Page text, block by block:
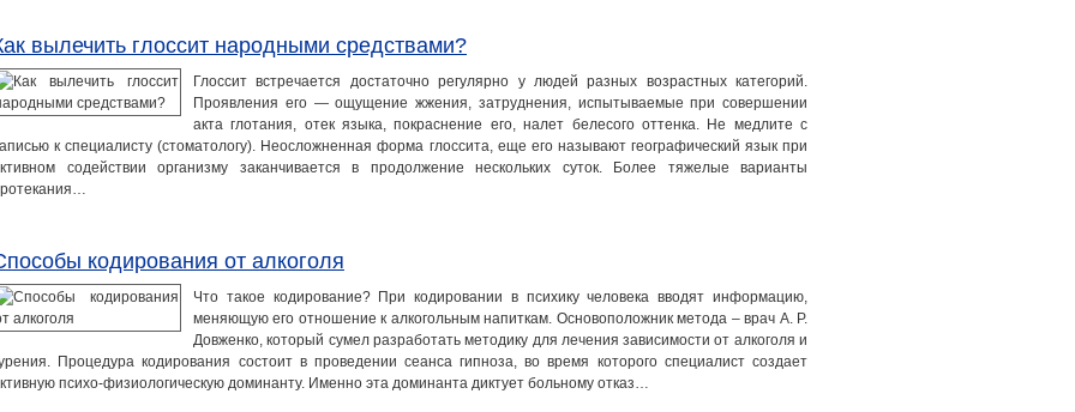
вылечить глоссит народными средствами?
Глоссит встречается достаточно регулярно у людей разных возрастных категорий.
Проявления его — ощущение жжения, затруднения, испытываемые при совершении
акта глотания, отек языка, покраснение его, налет белесого оттенка. Не медлите с
к специалисту (стоматологу). Неосложненная форма глоссита, еще его называют географический язык при
содействии организму заканчивается в продолжение нескольких суток. Более тяжелые варианты
кодирования от алкоголя
Что такое кодирование? При кодировании в психику человека вводят информацию,
меняющую его отношение к алкогольным напиткам. Основоположник метода – врач А. Р.
Довженко, который сумел разработать методику для лечения зависимости от алкоголя и
Процедура кодирования состоит в проведении сеанса гипноза, во время которого специалист создает
психо-физиологическую доминанту. Именно эта доминанта диктует больному отказ…